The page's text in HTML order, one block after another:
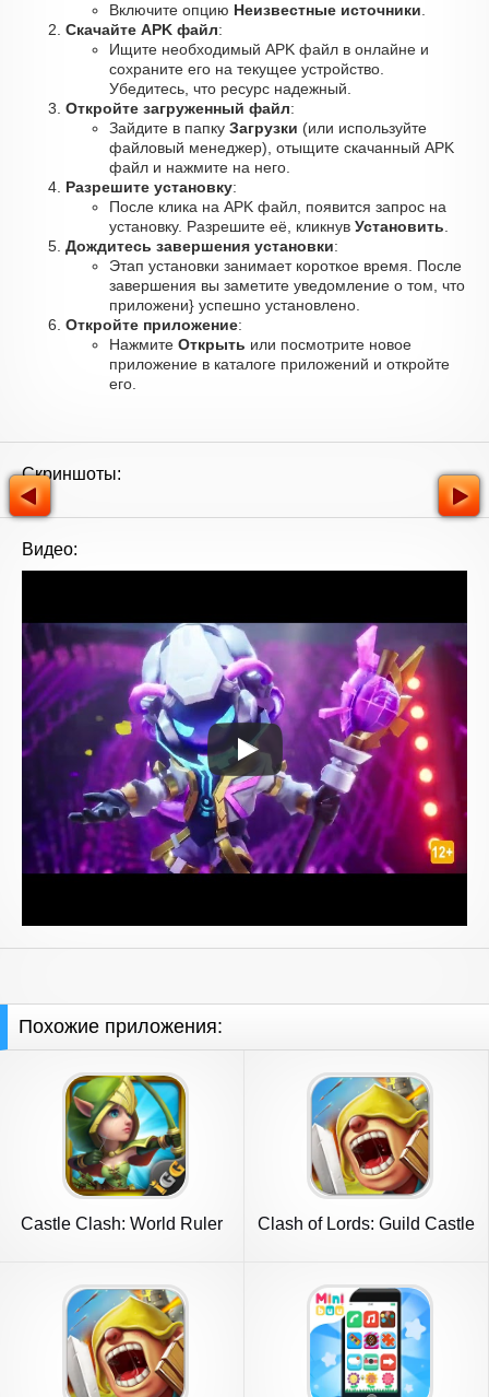
Включите опцию Неизвестные источники
Скачайте APK файл:
Ищите необходимый APK файл в онлайне и
сохраните его на текущее устройство.
Убедитесь, что ресурс надежный.
Откройте загруженный файл:
Зайдите в папку Загрузки (или используйте
файловый менеджер), отыщите скачанный APK
файл и нажмите на него.
Разрешите установку:
После клика на APK файл, появится запрос на
установку. Разрешите её, кликнув Установить
Дождитесь завершения установки:
Этап установки занимает короткое время. После
завершения вы заметите уведомление о том, что
приложени} успешно установлено.
Откройте приложение:
Нажмите Открыть или посмотрите новое
приложение в каталоге приложений и откройте
его.
Скриншоты:
Видео:
Похожие приложения:
Castle Clash: World Ruler Clash of Lords: Guild Castle